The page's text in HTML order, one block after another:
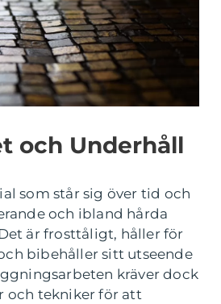
och Underhåll
som står sig över tid och
och ibland hårda
är frosttåligt, håller för
bibehåller sitt utseende
kräver dock
och tekniker för att